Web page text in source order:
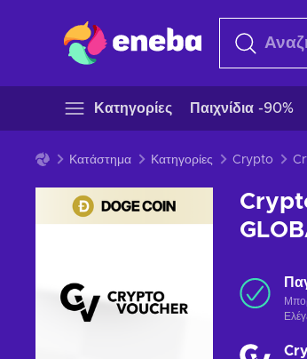
Κατηγορίες Παιχνίδια -90%
Κατάστημα Κατηγορίες Crypto